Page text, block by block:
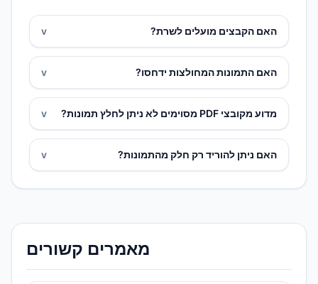
האם הקבצים מועלים לשרת? v
האם התמונות המחולצות ידחסו? v
מדוע מקובצי PDF מסוימים לא ניתן לחלץ תמונות? v
האם ניתן להוריד רק חלק מהתמונות? v
מאמרים קשורים